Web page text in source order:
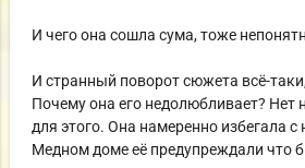
И чего она сошла сума, тоже
И странный поворот сюжета всё-
Почему она его недолюбливает? Нет
для этого. Она намеренно избегала с
Медном доме её предупреждали что